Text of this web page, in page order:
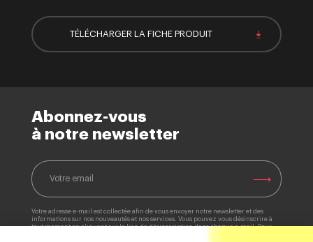
TÉLÉCHARGER LA FICHE PRODUIT
Abonnez-vous
à notre newsletter
Votre adresse e-mail est collectée afin de vous envoyer notre newsletter et des
informations sur nos nouveautés et nos services. Vous pouvez vous désinscrire à
tout moment en cliquant sur le lien de désinscription dans chaque e-mail. Pour